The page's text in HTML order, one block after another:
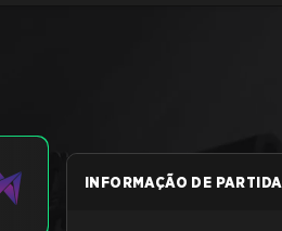
INFORMAÇÃO DE PARTIDA